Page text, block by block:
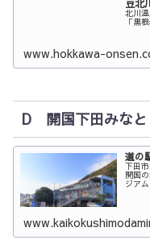
豆北
北川
「黒
www.hokkawa-
D 開国下田みなと
道の
下田
開国
ジア